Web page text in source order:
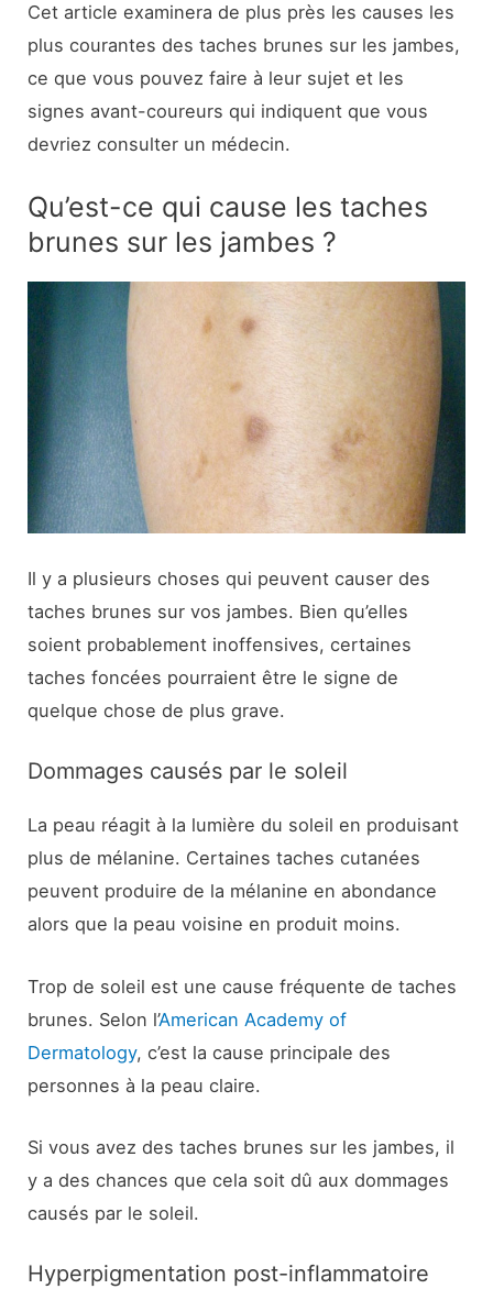
Cet article examinera de plus près les causes les
plus courantes des taches brunes sur les jambes,
ce que vous pouvez faire à leur sujet et les
signes avant-coureurs qui indiquent que vous
devriez consulter un médecin.
Qu’est-ce qui cause les taches
brunes sur les jambes ?
Il y a plusieurs choses qui peuvent causer des
taches brunes sur vos jambes. Bien qu’elles
soient probablement inoffensives, certaines
taches foncées pourraient être le signe de
quelque chose de plus grave.
Dommages causés par le soleil
La peau réagit à la lumière du soleil en produisant
plus de mélanine. Certaines taches cutanées
peuvent produire de la mélanine en abondance
alors que la peau voisine en produit moins.
Trop de soleil est une cause fréquente de taches
brunes. Selon l’American Academy of
Dermatology, c’est la cause principale des
personnes à la peau claire.
Si vous avez des taches brunes sur les jambes, il
y a des chances que cela soit dû aux dommages
causés par le soleil.
Hyperpigmentation post-inflammatoire